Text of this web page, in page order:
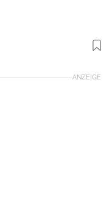
Foto: Atomic
ANZEIGE